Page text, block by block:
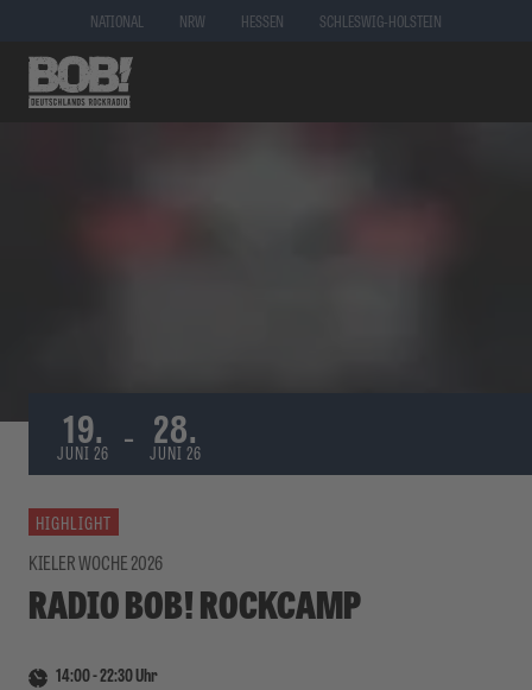
NATIONAL NRW HESSEN SCHLESWIG-HOLSTEIN
19.
JUNI 26 - 28.
JUNI 26
HIGHLIGHT
KIELER WOCHE 2026
RADIO BOB! ROCKCAMP
14:00-22:30Uhr